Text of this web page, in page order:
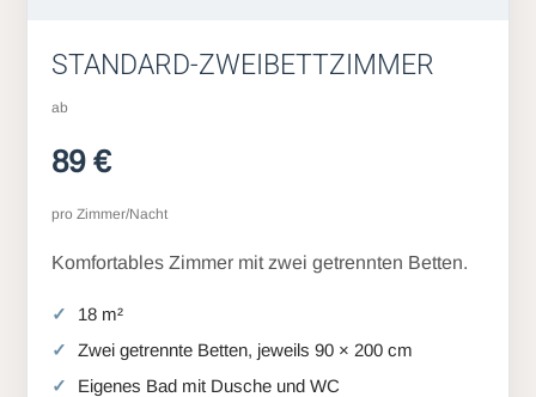
STANDARD-ZWEIBETTZIMMER
ab
89 €
pro Zimmer/Nacht
Komfortables Zimmer mit zwei getrennten Betten.
18 m²
Zwei getrennte Betten, jeweils 90 × 200 cm
Eigenes Bad mit Dusche und WC